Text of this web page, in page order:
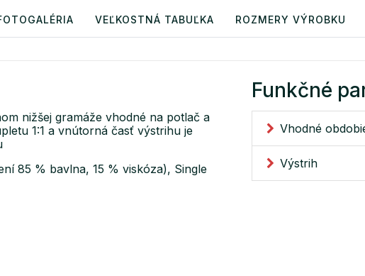
VEĽKOSTNÁ TABUĽKA ROZMERY VÝROBKU
nižšej gramáže vhodné na potlač a
1:1 a vnútorná časť výstrihu je
85 % bavlna, 15 % viskóza), Single
Funkčné
Vhodné
Výstrih